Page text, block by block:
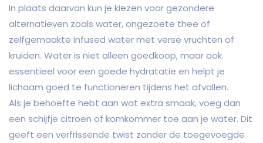
In plaats daarvan kun je kiezen voor gezondere
alternatieven zoals water, ongezoete thee of
zelfgemaakte infused water met verse vruchten of
kruiden. Water is niet alleen goedkoop, maar ook
essentieel voor een goede hydratatie en helpt je
lichaam goed te functioneren tijdens het afvallen.
Als je behoefte hebt aan wat extra smaak, voeg dan
een schijfje citroen of komkommer toe aan je water. Dit
geeft een verfrissende twist zonder de toegevoegde